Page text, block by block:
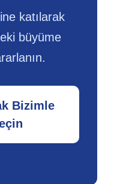
katılarak
büyüme
Bizimle